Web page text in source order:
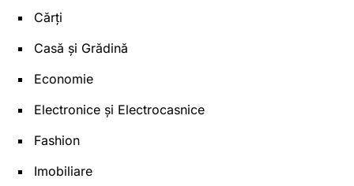
Cărți
Casă și Grădină
Economie
Electronice și Electrocasnice
Fashion
Imobiliare